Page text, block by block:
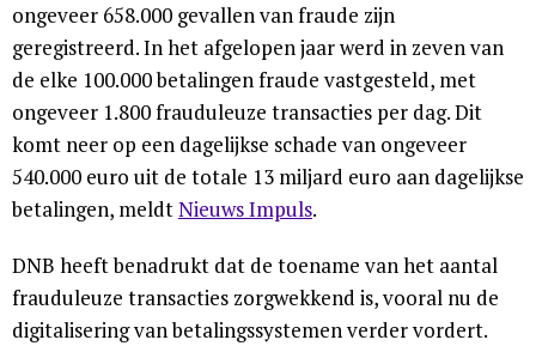
ongeveer 658.000 gevallen van fraude zijn
geregistreerd. In het afgelopen jaar werd in zeven van
de elke 100.000 betalingen fraude vastgesteld, met
ongeveer 1.800 frauduleuze transacties per dag. Dit
komt neer op een dagelijkse schade van ongeveer
540.000 euro uit de totale 13 miljard euro aan dagelijkse
betalingen, meldtNieuws Impuls.
DNB heeft benadrukt dat de toename van het aantal
frauduleuze transacties zorgwekkend is, vooral nu de
digitalisering van betalingssystemen verder vordert.